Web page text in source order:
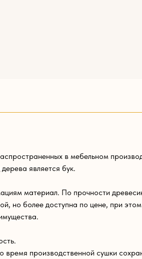
в мебельном
является бук.
материал. По прочности
но более доступна по цене, при
время производственной сушки